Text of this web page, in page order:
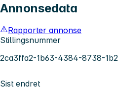
Annonsedata
Rapporter annonse
Stillingsnummer
2ca3ffa2-1b63-4384-8738-
Sist endret